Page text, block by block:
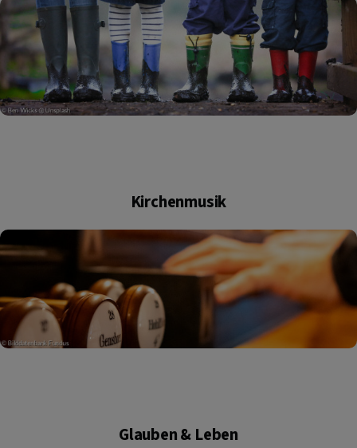
Kirchenmusik
Glauben & Leben